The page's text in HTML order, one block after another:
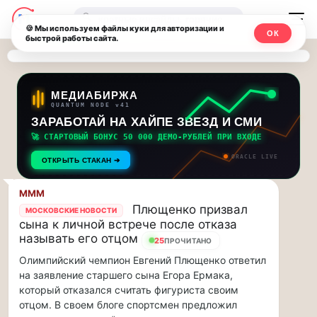
Последние
новости
и
обновления
потока:
Друзья,
приглашаем
на
музыкальную
прогулку
по
Москве
Чайковского!…
Друзья,
приглашаем
на
музыкальную
Москвичи.net
—
Главный
столичный
чат-
мессенджер,
новости
и
инсайды
Москвы
🔍
МЕДИАБИРЖА
QUANTUM NODE v41
ЗАРАБОТАЙ НА ХАЙПЕ ЗВЕЗД И СМИ
🚀 СТАРТОВЫЙ БОНУС 50 000 ДЕМО-РУБЛЕЙ ПРИ ВХОДЕ
ОТКРЫТЬ СТАКАН ➔ ORACLE LIVE
MMM
МОСКОВСКИЕ НОВОСТИ
Плющенко призвал
сына к личной встрече после отказа
называть его отцом
25ПРОЧИТАНО
Олимпийский чемпион Евгений Плющенко ответил
на заявление старшего сына Егора Ермака,
который отказался считать фигуриста своим
отцом. В своем блоге спортсмен предложил
🍪 Мы используем файлы куки для авторизации и
быстрой работы сайта.
ОК